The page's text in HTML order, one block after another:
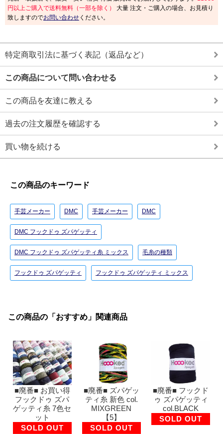
円以上ご購入で送料無料（一部を除く）
大量 注文・ご購入の場合、お見積り
致しますのでお問い合わせ ください。
特定商取引法に基づく表記（返品など）
この商品について問い合わせる
この商品を友達に教える
過去の注文履歴を確認する
買い物を続ける
この商品のキーワード
手芸メーカー DMC 手芸メーカー DMC
DMC フックドゥ ズパゲッティ
DMC フックドゥ ズパゲッティ糸 ミックス 毛糸の種類
フックドゥ ズパゲッティ フックドゥ ズパゲッティ ミックス
この商品の「おすすめ」関連商品
■廃番■ お買い得
フックドゥ ズパ
ゲッティ糸 7色セ
ット
SOLD OUT
■廃番■ ズパゲッ
ティ糸 新色 col.
MIXGREEN
【5】
SOLD OUT
■廃番■ フックド
ゥ ズパゲッティ
col.BLACK
SOLD OUT